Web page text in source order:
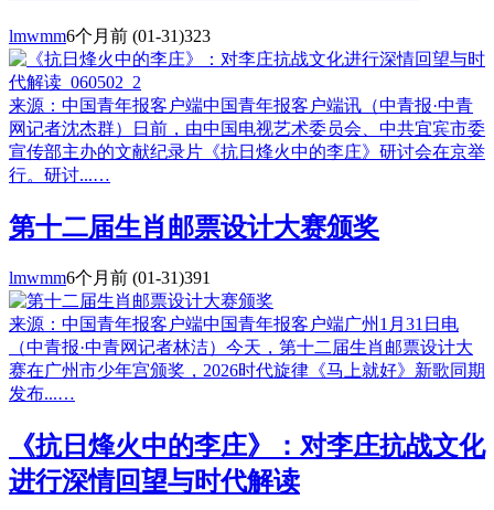
lmwmm6个月前 (01-31)323
来源：中国青年报客户端中国青年报客户端讯（中青报·中青
网记者沈杰群）日前，由中国电视艺术委员会、中共宜宾市委
宣传部主办的文献纪录片《抗日烽火中的李庄》研讨会在京举
行。研讨...…
第十二届生肖邮票设计大赛颁奖
lmwmm6个月前 (01-31)391
来源：中国青年报客户端中国青年报客户端广州1月31日电
（中青报·中青网记者林洁）今天，第十二届生肖邮票设计大
赛在广州市少年宫颁奖，2026时代旋律《马上就好》新歌同期
发布...…
《抗日烽火中的李庄》：对李庄抗战文化
进行深情回望与时代解读